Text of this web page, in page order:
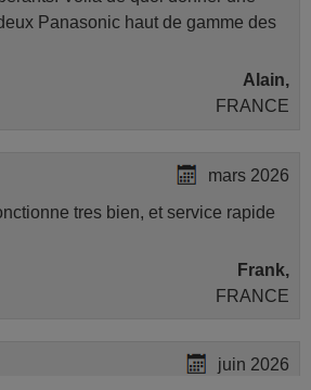
Panasonic haut de gamme des
Alain,
FRANCE
mars 2026
tres bien, et service rapide
Frank,
FRANCE
juin 2026